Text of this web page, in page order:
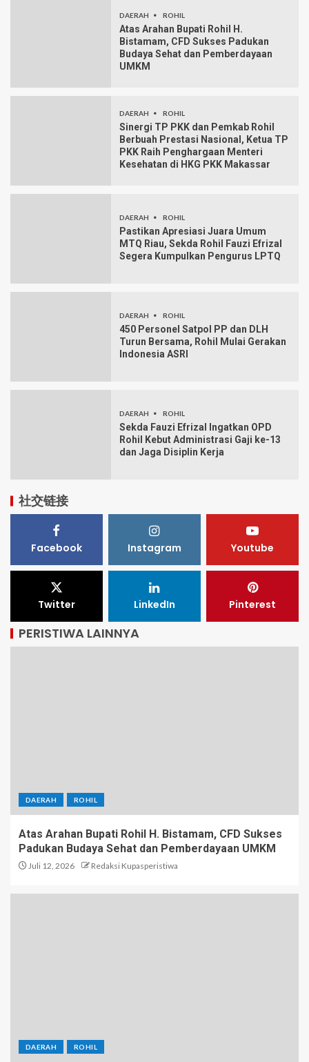
DAERAH ROHIL
Atas Arahan Bupati Rohil H.
Bistamam, CFD Sukses Padukan
Budaya Sehat dan Pemberdayaan
UMKM
DAERAH ROHIL
Sinergi TP PKK dan Pemkab Rohil
Berbuah Prestasi Nasional, Ketua TP
PKK Raih Penghargaan Menteri
Kesehatan di HKG PKK Makassar
DAERAH ROHIL
Pastikan Apresiasi Juara Umum
MTQ Riau, Sekda Rohil Fauzi Efrizal
Segera Kumpulkan Pengurus LPTQ
DAERAH ROHIL
450 Personel Satpol PP dan DLH
Turun Bersama, Rohil Mulai Gerakan
Indonesia ASRI
DAERAH ROHIL
Sekda Fauzi Efrizal Ingatkan OPD
Rohil Kebut Administrasi Gaji ke-13
dan Jaga Disiplin Kerja
社交链接
Facebook Instagram Youtube
Twitter LinkedIn Pinterest
PERISTIWA LAINNYA
DAERAH ROHIL
Atas Arahan Bupati Rohil H. Bistamam, CFD Sukses
Padukan Budaya Sehat dan Pemberdayaan UMKM
Juli 12, 2026 Redaksi Kupasperistiwa
DAERAH ROHIL